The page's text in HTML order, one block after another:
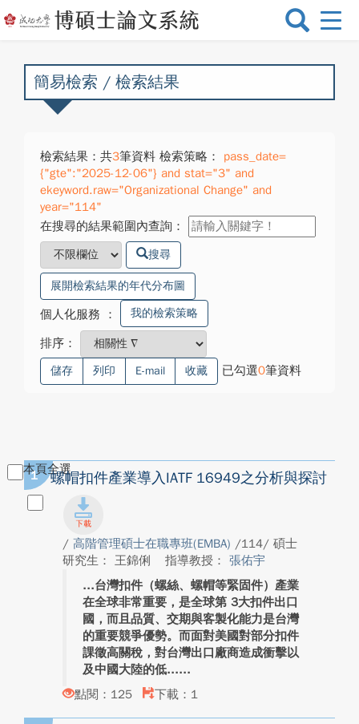
選
換
簡易檢索 / 檢索結果
檢索結果：共3筆資料 檢索策略：
pass_date=
{"gte":"2025-12-06"} and stat="3" and
ekeyword.raw="Organizational Change" and
year="114"
在搜尋的結果範圍內查詢：
搜尋
展開檢索結果的年代分布圖
個人化服務 ： 我的檢索策略
排序：
儲存 列印 E-mail 收藏 已勾選0筆資料
本頁全選
1 螺帽扣件產業導入IATF 16949之分析與探討
/ 高階管理碩士在職專班(EMBA) /114/ 碩士
研究生： 王錦俐
指導教授： 張佑宇
台灣扣件（螺絲、螺帽等緊固件）產業
在全球非常重要，是全球第 3大扣件出口
國，而且品質、交期與客製化能力是台灣
的重要競爭優勢。而面對美國對部分扣件
課徵高關稅，對台灣出口廠商造成衝擊以
及中國大陸的低...
點閱：125
下載：1